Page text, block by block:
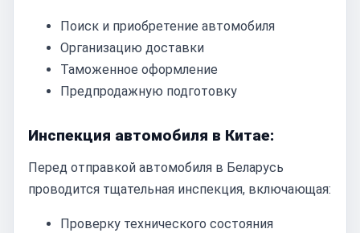
Поиск и приобретение автомобиля
Организацию доставки
Таможенное оформление
Предпродажную подготовку
Инспекция автомобиля в Китае:
Перед отправкой автомобиля в Беларусь
проводится тщательная инспекция, включающая:
Проверку технического состояния